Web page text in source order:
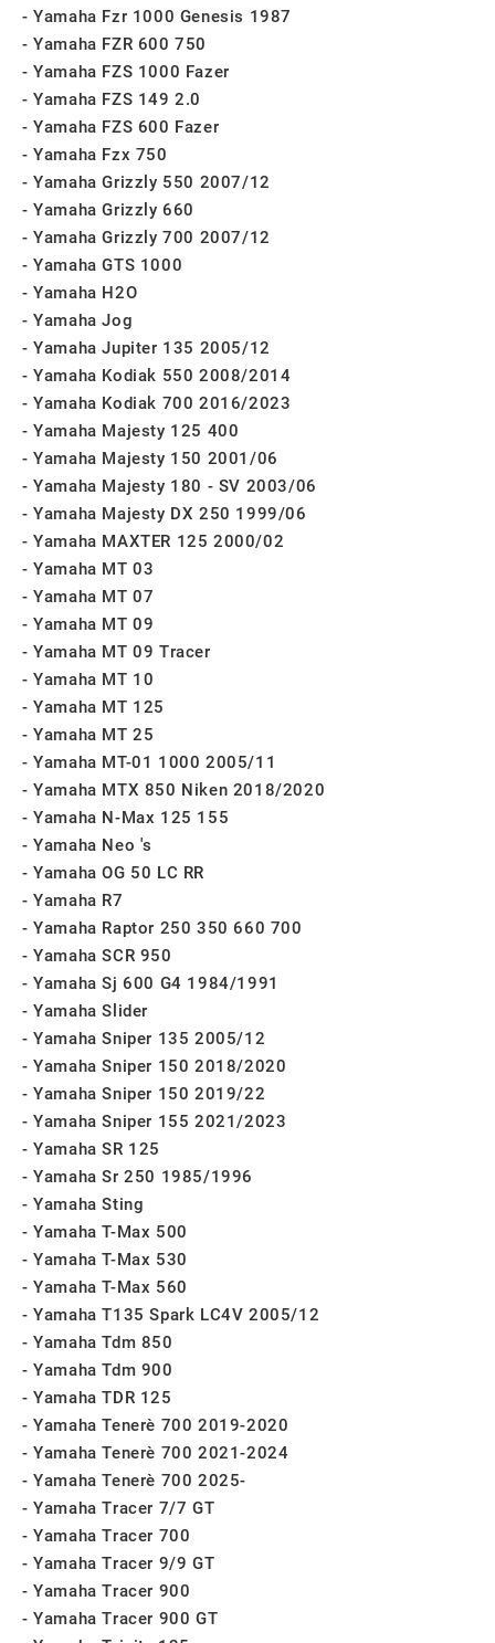
Yamaha Fzr 1000 Genesis 1987
Yamaha FZR 600 750
Yamaha FZS 1000 Fazer
Yamaha FZS 149 2.0
Yamaha FZS 600 Fazer
Yamaha Fzx 750
Yamaha Grizzly 550 2007/12
Yamaha Grizzly 660
Yamaha Grizzly 700 2007/12
Yamaha GTS 1000
Yamaha H2O
Yamaha Jog
Yamaha Jupiter 135 2005/12
Yamaha Kodiak 550 2008/2014
Yamaha Kodiak 700 2016/2023
Yamaha Majesty 125 400
Yamaha Majesty 150 2001/06
Yamaha Majesty 180 - SV 2003/06
Yamaha Majesty DX 250 1999/06
Yamaha MAXTER 125 2000/02
Yamaha MT 03
Yamaha MT 07
Yamaha MT 09
Yamaha MT 09 Tracer
Yamaha MT 10
Yamaha MT 125
Yamaha MT 25
Yamaha MT-01 1000 2005/11
Yamaha MTX 850 Niken 2018/2020
Yamaha N-Max 125 155
Yamaha Neo 's
Yamaha OG 50 LC RR
Yamaha R7
Yamaha Raptor 250 350 660 700
Yamaha SCR 950
Yamaha Sj 600 G4 1984/1991
Yamaha Slider
Yamaha Sniper 135 2005/12
Yamaha Sniper 150 2018/2020
Yamaha Sniper 150 2019/22
Yamaha Sniper 155 2021/2023
Yamaha SR 125
Yamaha Sr 250 1985/1996
Yamaha Sting
Yamaha T-Max 500
Yamaha T-Max 530
Yamaha T-Max 560
Yamaha T135 Spark LC4V 2005/12
Yamaha Tdm 850
Yamaha Tdm 900
Yamaha TDR 125
Yamaha Tenerè 700 2019-2020
Yamaha Tenerè 700 2021-2024
Yamaha Tenerè 700 2025-
Yamaha Tracer 7/7 GT
Yamaha Tracer 700
Yamaha Tracer 9/9 GT
Yamaha Tracer 900
Yamaha Tracer 900 GT